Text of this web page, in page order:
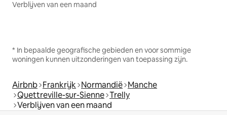
Verblijven van een maand
* In bepaalde geografische gebieden en voor sommige
woningen kunnen uitzonderingen van toepassing zijn.
Airbnb Frankrijk Normandië Manche
Quettreville-sur-Sienne Trelly
Verblijven van een maand